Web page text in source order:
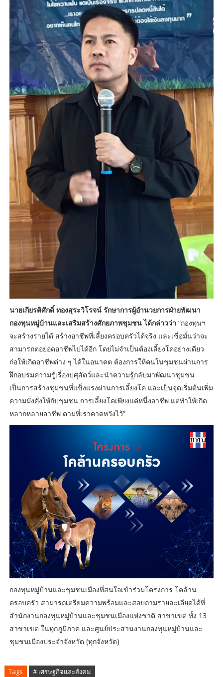
นายเกียรติศักดิ์ ทองสุระวิโรจน์ รักษาการผู้อำนวยการฝ่ายพัฒนา
กองทุนหมู่บ้านและเสริมสร้างศักยภาพชุมชน ได้กล่าวว่า “กองทุนฯ
จะสร้างรายได้ สร้างอาชีพที่เลี้ยงครอบครัวได้จริง และเชื่อมั่นว่าจะ
สามารถต่อยอดอาชีพไปได้อีก โดยไม่จำเป็นต้องเลี้ยงโคอย่างเดียว
ก่อให้เกิดอาชีพต่าง ๆ ได้ในอนาคต ต้องการให้คนในชุมชนผ่านการ
ฝึกอบรมความรู้เรื่องปศุสัตว์และนำความรู้กลับมาพัฒนาชุมชน
เป็นการสร้างชุมชนที่แข็งแรงผ่านการเลี้ยงโค และเป็นจุดเริ่มต้นเพิ่ม
ความมั่งคั่งให้กับชุมชน การเลี้ยงโคเพียงแค่หนึ่งอาชีพ แต่ทำให้เกิด
หลากหลายอาชีพ ตามที่เราคาดหวังไว้”
กองทุนหมู่บ้านและชุมชนเมืองที่สนใจเข้าร่วมโครงการ โคล้าน
ครอบครัว สามารถเตรียมความพร้อมและสอบถามรายละเอียดได้ที่
สำนักงานกองทุนหมู่บ้านและชุมชนเมืองแห่งชาติ สาขาเขต ทั้ง 13
สาขาเขต ในทุกภูมิภาค และศูนย์ประสานงานกองทุนหมู่บ้านและ
ชุมชนเมืองประจำจังหวัด (ทุกจังหวัด)
Tags # เศรษฐกิจและสังคม